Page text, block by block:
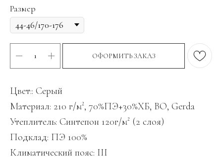
Размер
ОФОРМИТЬ ЗАКАЗ
Цвет:: Серый
Материал: 210 г/м², 70%ПЭ+30%ХБ, ВО, Gerda
Утеплитель: Синтепон 120г/м² (2 слоя)
Подклад: ПЭ 100%
Климатический пояс: III